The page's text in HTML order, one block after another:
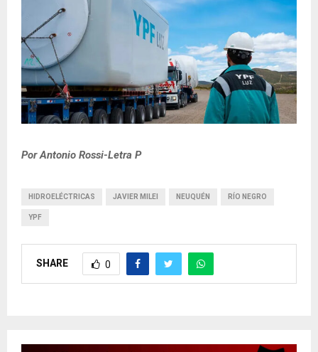
Por Antonio Rossi-Letra P
HIDROELÉCTRICAS JAVIER MILEI NEUQUÉN RÍO NEGRO
YPF
SHARE 0